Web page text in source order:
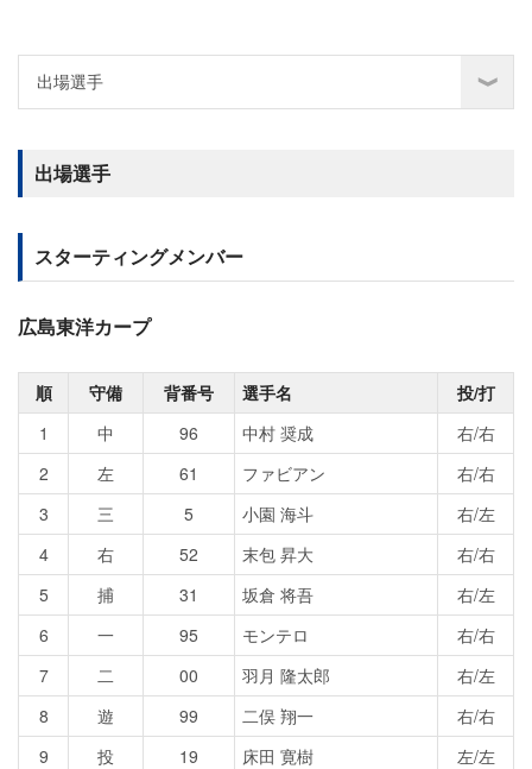
出場選手
スターティングメンバー
広島東洋カープ
順 守備 背番号 選手名
投/打
1
中 96 中村 奨成
右/右
2
左 61 ファビアン
右/右
3
三 5 小園 海斗
右/左
4
右 52 末包 昇大
右/右
5
捕 31 坂倉 将吾
右/左
6
一 95 モンテロ
右/右
7
二 00 羽月 隆太郎
右/左
8
遊 99 二俣 翔一
右/右
9
投 19 床田 寛樹 左/左